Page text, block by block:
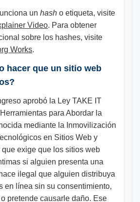
un hash o etiqueta, visite
Video. Para obtener
sobre los hashes, visite
Works.
hacer que un sitio web
aprobó la Ley TAKE IT
para Abordar la
mediante la Inmovilización
en Sitios Web y
que exige que los sitios web
si alguien presenta una
ilegal que alguien distribuya
en línea sin su consentimiento,
pretende causarle daño. Ese